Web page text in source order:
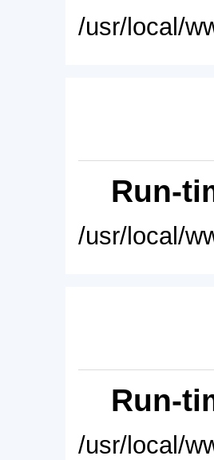
/usr/local/
Run-
/usr/local/
Run-
/usr/local/